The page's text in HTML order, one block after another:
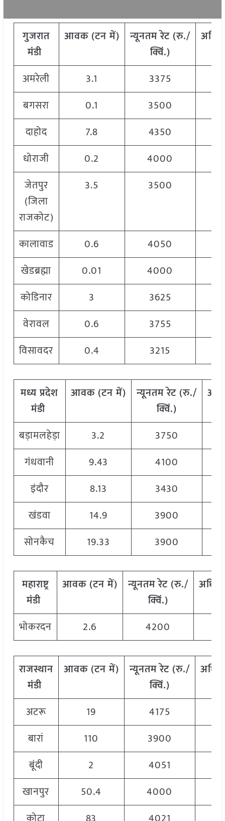
गुजरात
मंडी
आवक(टनमें) न्यूनतमरेट(रु./
क्विं.)
अमरेली 3.1 3375
बगसरा
0.1 3500
दाहोद
7.8 4350
धोराजी
0.2
4000
जेतपुर
(जिला
राजकोट)
3.5 3500
कालावाड 0.6 4050
खेडब्रह्मा
0.01 4000
कोडिनार
3 3625
वेरावल
0.6 3755
विसावदर
0.4 3215
मध्य प्रदेश
मंडी
आवक(टनमें) न्यूनतमरेट(रु./
क्विं.)
बड़ामलहेड़ा 3.2
3750
गंधवानी
9.43
4100
इंदौर
8.13
3430
खंडवा
14.9
3900
सोनकैच
19.33 3900
महाराष्ट्र
मंडी
आवक(टनमें) न्यूनतमरेट(रु./
क्विं.)
भोकरदन
2.6 4200
राजस्थान
मंडी
आवक(टनमें) न्यूनतमरेट(रु./
क्विं.)
अटरू 19 4175
बारां
110 3900
बूंदी
2 4051
खानपुर
50.4 4000